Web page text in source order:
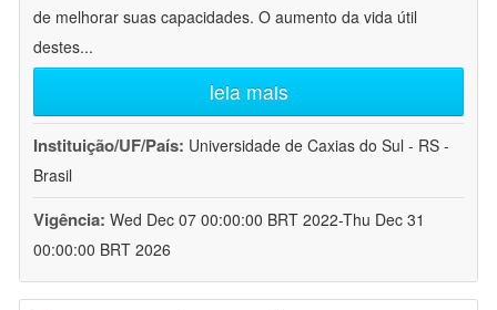
de melhorar suas capacidades. O aumento da vida útil
destes...
leia mais
Instituição/UF/País: Universidade de Caxias do Sul - RS -
Brasil
Vigência: Wed Dec 07 00:00:00 BRT 2022-Thu Dec 31
00:00:00 BRT 2026